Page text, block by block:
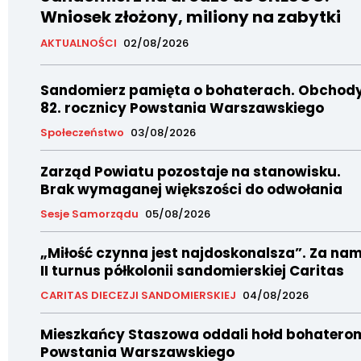
Wniosek złożony, miliony na zabytki
AKTUALNOŚCI 02/08/2026
Sandomierz pamięta o bohaterach.
82. rocznicy Powstania Warszawskiego
Społeczeństwo 03/08/2026
Zarząd Powiatu pozostaje na stanowisku.
Brak wymaganej większości do odwołania
Sesje Samorządu 05/08/2026
„Miłość czynna jest najdoskonalsza”. Za
II turnus półkolonii sandomierskiej Caritas
CARITAS DIECEZJI SANDOMIERSKIEJ 04/08/2026
Mieszkańcy Staszowa oddali hołd
Powstania Warszawskiego